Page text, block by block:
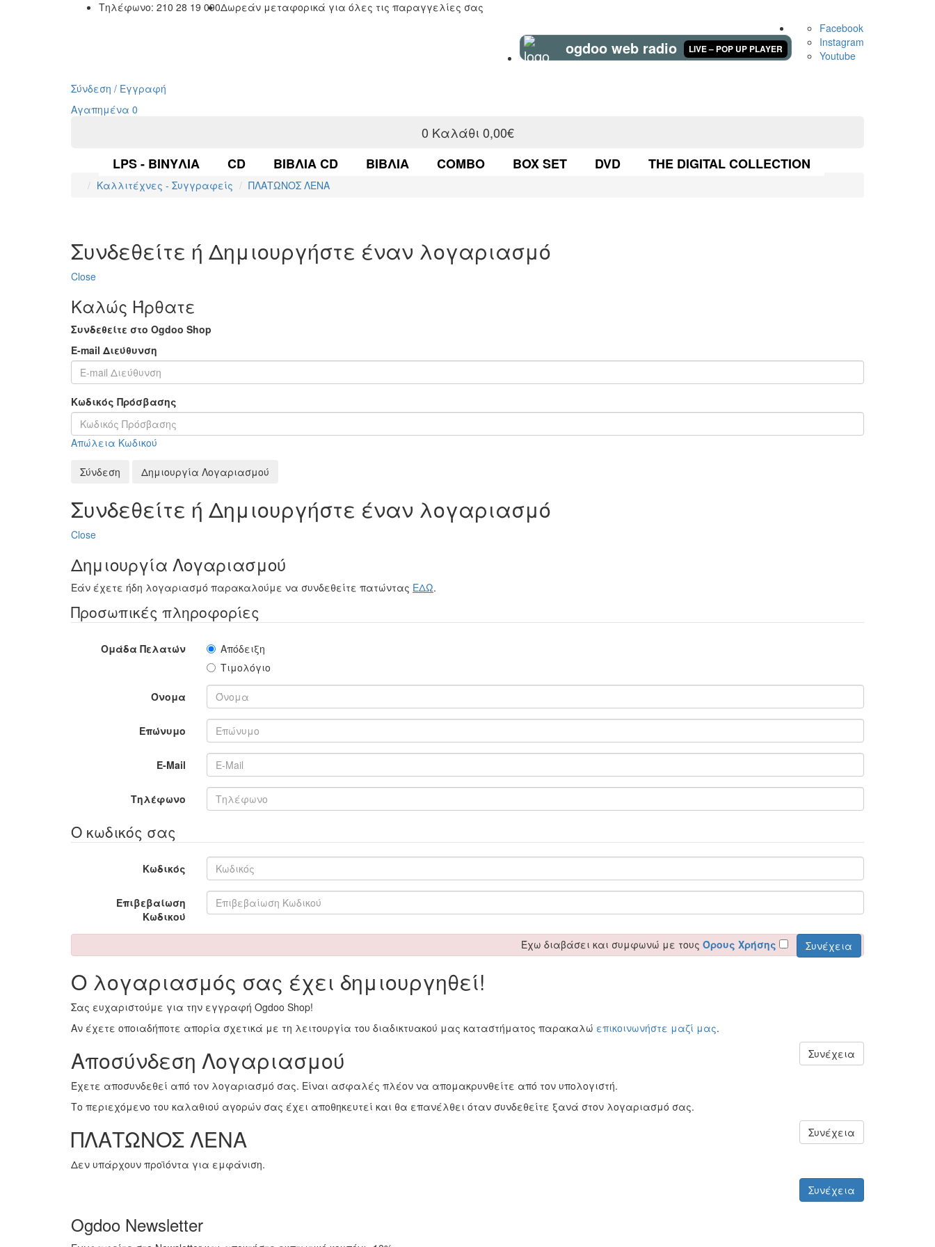
Τηλέφωνο: 210 28 19 090Δωρεάν μεταφορικά για όλες τις παραγγελίες σας
ogdoo web radio LIVE – POP UP PLAYER
Facebook
Instagram
Youtube
Σύνδεση / Εγγραφή
Αγαπημένα 0
0 Καλάθι 0,00€
LPS - ΒΙΝΎΛΙΑ
CD ΒΙΒΛΊΑ CD ΒΙΒΛΊΑ COMBO BOX SET DVD THE DIGITAL COLLECTION
Καλλιτέχνες - Συγγραφείς ΠΛΑΤΩΝΟΣ ΛΕΝΑ
Συνδεθείτε ή Δημιουργήστε έναν λογαριασμό
Close
Καλώς Ήρθατε
Συνδεθείτε στο Ogdoo Shop
E-mail Διεύθυνση
Κωδικός Πρόσβασης
Απώλεια Κωδικού
Σύνδεση Δημιουργία Λογαριασμού
Συνδεθείτε ή Δημιουργήστε έναν λογαριασμό
Close
Δημιουργία Λογαριασμού
Εάν έχετε ήδη λογαριασμό παρακαλούμε να συνδεθείτε πατώντας ΕΔΩ.
Προσωπικές πληροφορίες
Ομάδα Πελατών
Απόδειξη
Τιμολόγιο
Όνομα
Επώνυμο
E-Mail
Τηλέφωνο
Ο κωδικός σας
Κωδικός
Επιβεβαίωση
Κωδικού
Έχω διαβάσει και συμφωνώ με τους Όρους Χρήσης
Ο λογαριασμός σας έχει δημιουργηθεί!
Σας ευχαριστούμε για την εγγραφή Ogdoo Shop!
Αν έχετε οποιαδήποτε απορία σχετικά με τη λειτουργία του διαδικτυακού μας καταστήματος παρακαλώ επικοινωνήστε μαζί μας.
Συνέχεια
Αποσύνδεση Λογαριασμού
Έχετε αποσυνδεθεί από τον λογαριασμό σας. Είναι ασφαλές πλέον να απομακρυνθείτε από τον υπολογιστή.
Το περιεχόμενο του καλαθιού αγορών σας έχει αποθηκευτεί και θα επανέλθει όταν συνδεθείτε ξανά στον λογαριασμό σας.
Συνέχεια
ΠΛΑΤΩΝΟΣ ΛΕΝΑ
Δεν υπάρχουν προϊόντα για εμφάνιση.
Συνέχεια
Ogdoo Newsletter